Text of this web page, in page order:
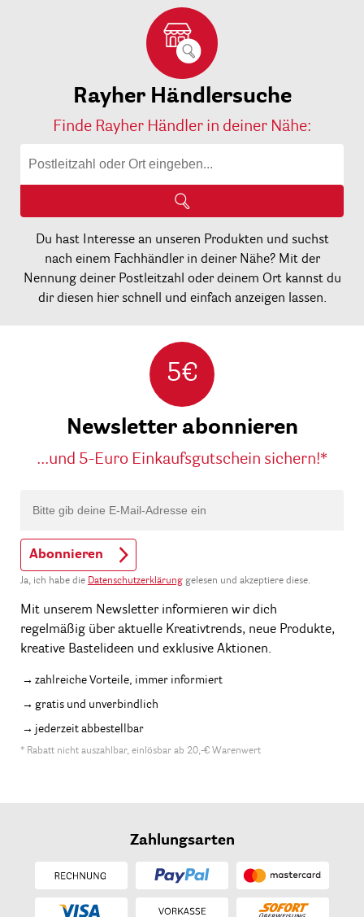
Rayher Händlersuche
Finde Rayher Händler in deiner Nähe:
Du hast Interesse an unseren Produkten und suchst
nach einem Fachhändler in deiner Nähe? Mit der
Nennung deiner Postleitzahl oder deinem Ort kannst du
dir diesen hier schnell und einfach anzeigen lassen.
5€
Newsletter abonnieren
...und 5-Euro Einkaufsgutschein sichern!*
Abonnieren
Ja, ich habe die Datenschutzerklärung gelesen und akzeptiere diese.
Mit unserem Newsletter informieren wir dich
regelmäßig über aktuelle Kreativtrends, neue Produkte,
kreative Bastelideen und exklusive Aktionen.
zahlreiche Vorteile, immer informiert
gratis und unverbindlich
jederzeit abbestellbar
* Rabatt nicht auszahlbar, einlösbar ab 20,-€ Warenwert
Zahlungsarten